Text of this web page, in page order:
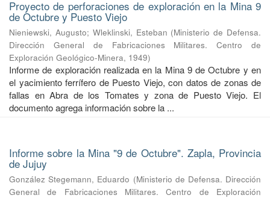
Proyecto de perforaciones de exploración en la Mina 9
de Octubre y Puesto Viejo
Nieniewski, Augusto; Wleklinski, Esteban (Ministerio de Defensa.
Dirección General de Fabricaciones Militares. Centro de
Exploración Geológico-Minera, 1949)
Informe de exploración realizada en la Mina 9 de Octubre y en
el yacimiento ferrífero de Puesto Viejo, con datos de zonas de
fallas en Abra de los Tomates y zona de Puesto Viejo. El
documento agrega información sobre la ...
Informe sobre la Mina "9 de Octubre". Zapla, Provincia
de Jujuy
González Stegemann, Eduardo (Ministerio de Defensa. Dirección
General de Fabricaciones Militares. Centro de Exploración